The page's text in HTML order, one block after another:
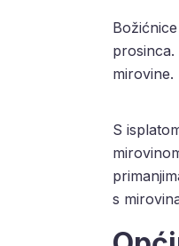
mirovine.
S
s